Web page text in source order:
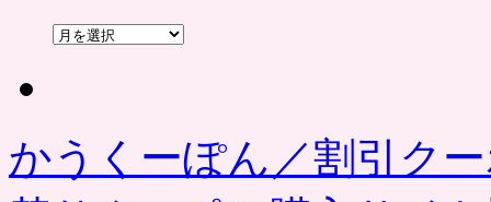
過
かうくーぽん／割引ク